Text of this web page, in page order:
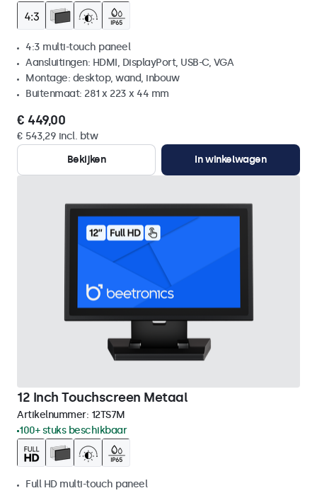
4:3 multi-touch paneel
Aansluitingen: HDMI, DisplayPort, USB-C, VGA
Montage: desktop, wand, inbouw
Buitenmaat: 281 x 223 x 44 mm
€ 449,00
€ 543,29 incl. btw
Bekijken
In winkelwagen
12 Inch Touchscreen Metaal
Artikelnummer: 12TS7M
100+ stuks beschikbaar
Full HD multi-touch paneel